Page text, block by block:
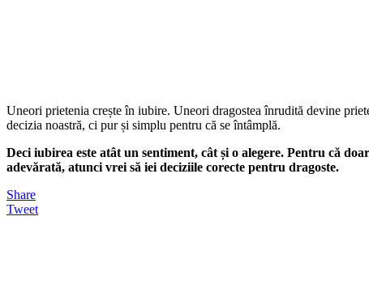
Uneori prietenia crește în iubire. Uneori dragostea înrudită devine
decizia noastră, ci pur și simplu pentru că se întâmplă.
Deci iubirea este atât un sentiment, cât și o alegere. Pentru că
adevărată, atunci vrei să iei deciziile corecte pentru dragoste.
Share
Tweet